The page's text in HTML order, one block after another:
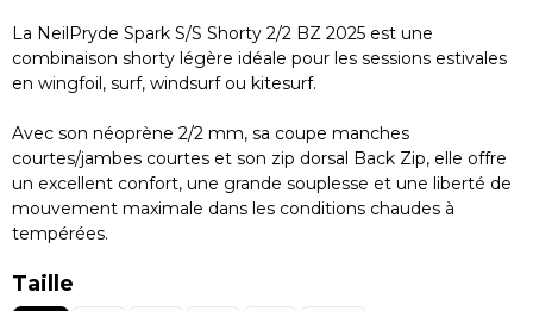
La NeilPryde Spark S/S Shorty 2/2 BZ 2025 est une
combinaison shorty légère idéale pour les sessions estivales
en wingfoil, surf, windsurf ou kitesurf.
Avec son néoprène 2/2 mm, sa coupe manches
courtes/jambes courtes et son zip dorsal Back Zip, elle offre
un excellent confort, une grande souplesse et une liberté de
mouvement maximale dans les conditions chaudes à
tempérées.
Taille